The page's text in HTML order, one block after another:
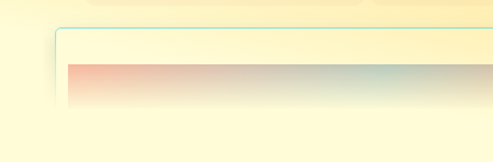
📗 LẮP CAEMRA HÌNH ẢNH
️🖍 lắp camera hình ảnh chất lượng sắt nét độ phân